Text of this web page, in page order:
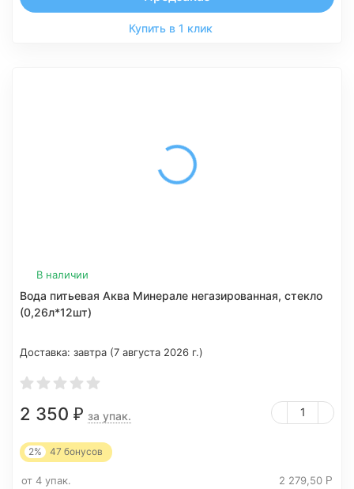
Купить в 1 клик
В наличии
Вода питьевая Аква Минерале негазированная, стекло
(0,26л*12шт)
Доставка: завтра (7 августа 2026 г.)
2 350 ₽ за упак.
2% 47 бонусов
от 4 упак. 2 279,50 Р